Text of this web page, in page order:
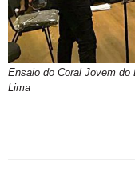
Ensaio do Coral Jovem do
Lima